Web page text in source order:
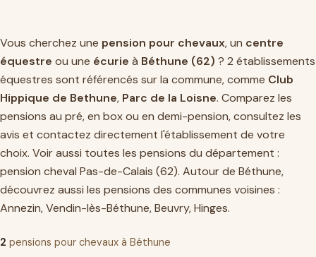
Vous cherchez une pension pour chevaux, un centre
équestre ou une écurie à Béthune (62) ? 2 établissements
équestres sont référencés sur la commune, comme Club
Hippique de Bethune, Parc de la Loisne. Comparez les
pensions au pré, en box ou en demi-pension, consultez les
avis et contactez directement l'établissement de votre
choix. Voir aussi toutes les pensions du département :
pension cheval Pas-de-Calais (62). Autour de Béthune,
découvrez aussi les pensions des communes voisines :
Annezin,Vendin-lès-Béthune,Beuvry,Hinges.
2 pensions pour chevaux à Béthune